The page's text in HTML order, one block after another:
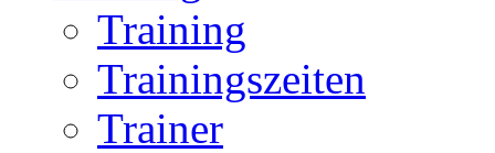
Training
Trainingszeiten
Trainer